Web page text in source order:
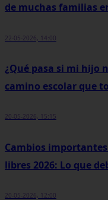
de muchas familias
22-05-2026, 14:00
¿Qué pasa si mi hijo
camino escolar que
20-05-2026, 15:15
Cambios
libres 2026: Lo que
20-05-2026, 12:00